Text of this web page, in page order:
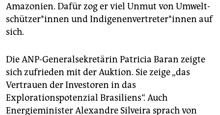
Amazonien. Dafür zog er viel Unmut von Um­welt­
schüt­ze­r*in­nen und In­di­ge­nen­ver­tre­te­r*in­nen auf
sich.
Die ANP-Generalsekretärin Patricia Baran zeigte
sich zufrieden mit der Auktion. Sie zeige „das
Vertrauen der Investoren in das
Explorationspotenzial Brasiliens“. Auch
Energieminister Alexandre Silveira sprach von